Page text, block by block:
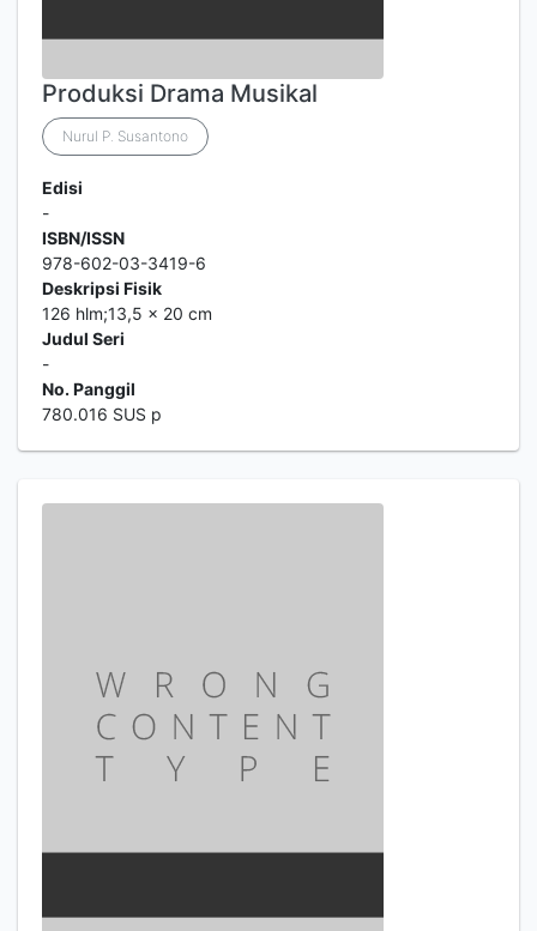
Produksi Drama Musikal
Nurul P. Susantono
Edisi
-
ISBN/ISSN
978-602-03-3419-6
Deskripsi Fisik
126 hlm;13,5 x 20 cm
Judul Seri
-
No. Panggil
780.016 SUS p